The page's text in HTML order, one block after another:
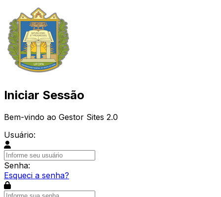
Iniciar Sessão
Bem-vindo ao Gestor Sites 2.0
Usuário:
Senha:
Esqueci a senha?